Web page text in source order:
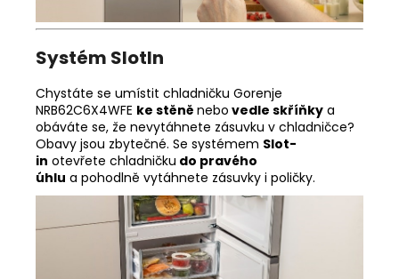
Systém Slotln
Chystáte se umístit chladničku Gorenje
NRB62C6X4WFE ke stěně nebo vedle skříňky a
obáváte se, že nevytáhnete zásuvku v chladničce?
Obavy jsou zbytečné. Se systémem Slot-
in otevřete chladničku do pravého
úhlu a pohodlně vytáhnete zásuvky i poličky.